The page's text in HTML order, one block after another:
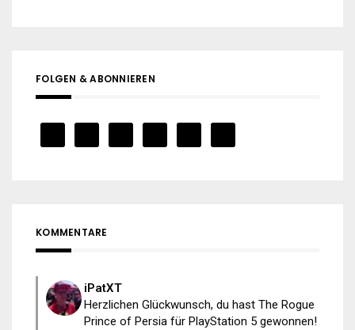
FOLGEN & ABONNIEREN
KOMMENTARE
iPatXT
Herzlichen Glückwunsch, du hast The Rogue
Prince of Persia für PlayStation 5 gewonnen!